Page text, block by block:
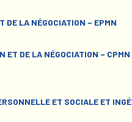
DE LA NÉGOCIATION – EPMN
ET DE LA NÉGOCIATION – CPMN
ET SOCIALE ET